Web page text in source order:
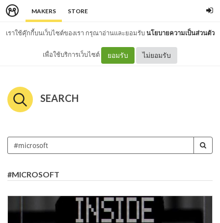
MAKERS STORE
เราใช้คุ๊กกี้บนเว็บไซต์ของเรา กรุณาอ่านและยอมรับนโยบายความเป็นส่วนตัว
เพื่อใช้บริการเว็บไซต์ ยอมรับ ไม่ยอมรับ
SEARCH
#MICROSOFT